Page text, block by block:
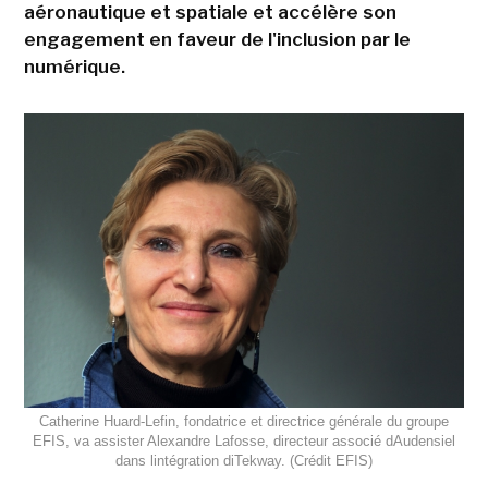
aéronautique et spatiale et accélère son
engagement en faveur de l'inclusion par le
numérique.
Catherine Huard-Lefin, fondatrice et directrice générale du groupe
EFIS, va assister Alexandre Lafosse, directeur associé dAudensiel
dans lintégration diTekway. (Crédit EFIS)